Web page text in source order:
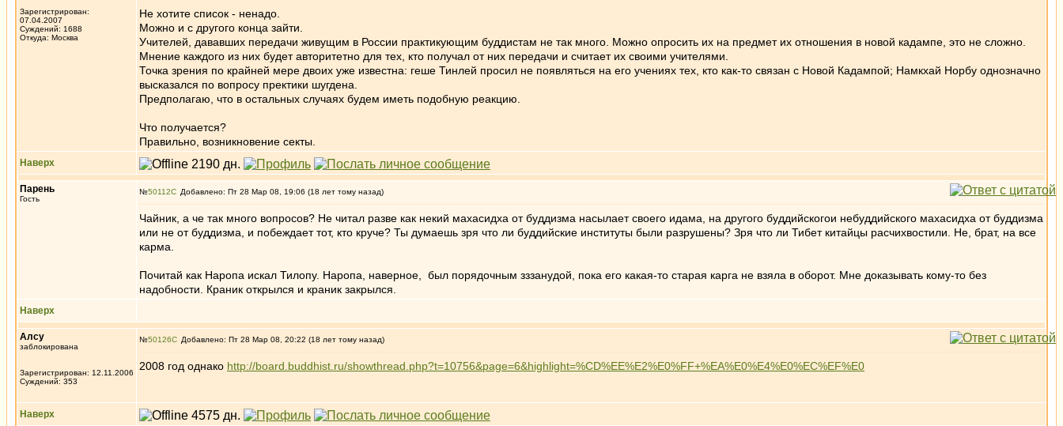
Зарегистрирован:
07.04.2007
Суждений: 1688
Откуда: Москва
Не хотите список - ненадо.
Можно и с другого конца зайти.
Учителей, дававших передачи живущим в России практикующим буддистам не так много. Можно опросить их на предмет их отношения в новой кадампе, это не сложно.
Мнение каждого из них будет авторитетно для тех, кто получал от них передачи и считает их своими учителями.
Точка зрения по крайней мере двоих уже известна: геше Тинлей просил не появляться на его учениях тех, кто как-то связан с Новой Кадампой; Намкхай Норбу однозначно
высказался по вопросу пректики шугдена.
Предполагаю, что в остальных случаях будем иметь подобную реакцию.
Что получается?
Правильно, возникновение секты.
Наверх
Парень
Гость
№50112 Добавлено: Пт 28 Мар 08, 19:06 (18 лет тому назад)
Чайник, а че так много вопросов? Не читал разве как некий махасидха от буддизма насылает своего идама, на другого буддийскогои небуддийского махасидха от буддизма
или не от буддизма, и побеждает тот, кто круче? Ты думаешь зря что ли буддийские институты были разрушены? Зря что ли Тибет китайцы расчихвостили. Не, брат, на все
карма.
Почитай как Наропа искал Тилопу. Наропа, наверное, был порядочным зззанудой, пока его какая-то старая карга не взяла в оборот. Мне доказывать кому-то без
надобности. Краник открылся и краник закрылся.
Наверх
Алсу
заблокирована
Зарегистрирован: 12.11.2006
Суждений: 353
№50126 Добавлено: Пт 28 Мар 08, 20:22 (18 лет тому назад)
2008 год однако http://board.buddhist.ru/showthread.php?t=10756&page=6&highlight=%CD%EE%E2%E0%FF+%EA%E0%E4%E0%EC%EF%E0
Наверх